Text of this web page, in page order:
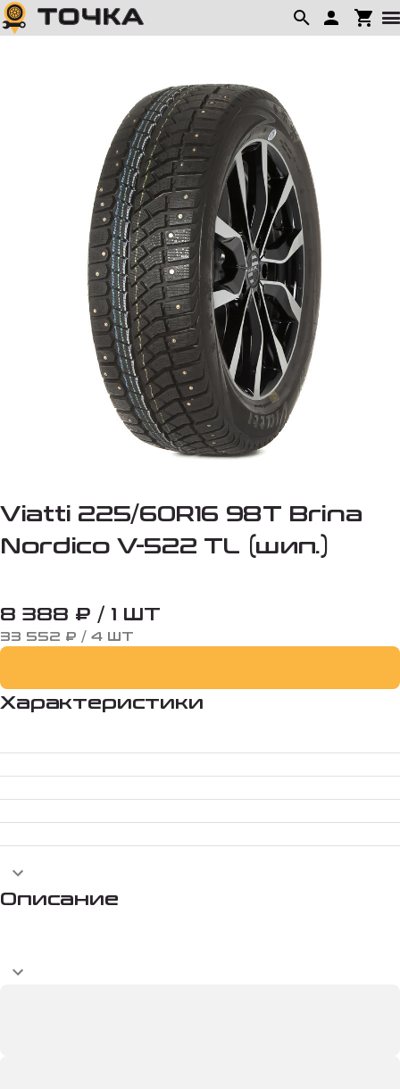
Viatti 225/60R16 98T Brina
Nordico V-522 TL (шип.)
8 388 ₽ / 1 ШТ
33 552 ₽ / 4 ШТ
Характеристики
Описание